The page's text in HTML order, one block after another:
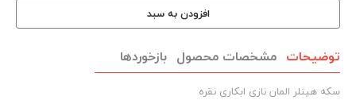
افزودن به سبد
توضیحات مشخصات محصول بازخوردها
سکه هیتلر المان نازی ابکاری نقره